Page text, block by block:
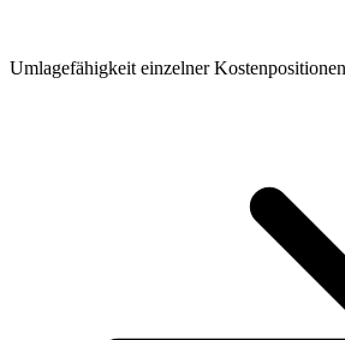
Umlagefähigkeit einzelner Kostenpositionen